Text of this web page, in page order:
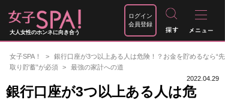
大人女性のホンネに向き合う
ログイン
会員登録
女子SPA！
銀行口座が3つ以上ある人は危険！？お金を貯めるなら“先
取り貯蓄”が必須
最強の家計への道
2022.04.29
銀行口座が3つ以上ある人は危